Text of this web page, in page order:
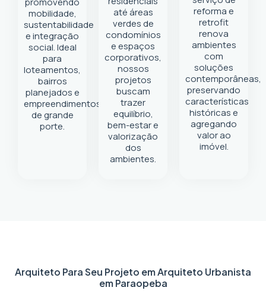
mobilidade,
sustentabilidade
e integração
social. Ideal
para
loteamentos,
bairros
planejados e
empreendimentos
de grande
porte.
até áreas
verdes de
condomínios
e espaços
corporativos,
nossos
projetos
buscam
trazer
equilíbrio,
bem-estar e
valorização
dos
ambientes.
reforma e
retrofit
renova
ambientes
com
soluções
contemporâneas,
preservando
características
históricas e
agregando
valor ao
imóvel.
Arquiteto Para Seu Projeto emArquiteto Urbanista
em Paraopeba